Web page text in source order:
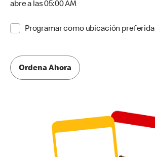
abre a las 05:00 AM
Programar como ubicación preferida
Ordena Ahora